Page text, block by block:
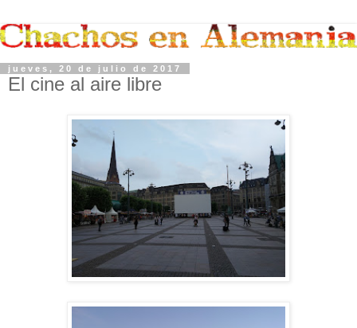
jueves, 20 de julio de 2017
El cine al aire libre